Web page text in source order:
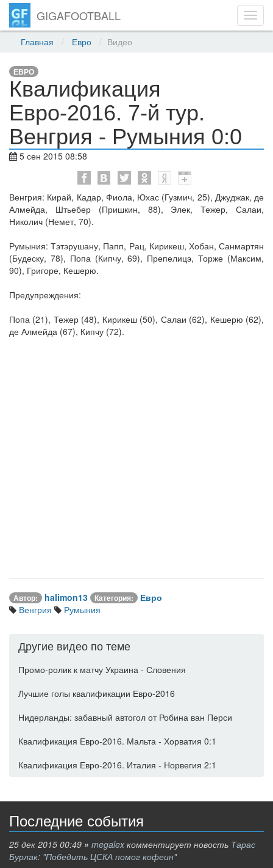
GIGAFOOTBALL
Главная Евро Видео
ЕВРО
Квалификация
Евро-2016. 7-й тур.
Венгрия - Румыния 0:0
5 сен 2015 08:58
Венгрия: Кирай, Кадар, Фиола, Юхас (Гузмич, 25), Джуджак, де
Алмейда, Штьебер (Пришкин, 88), Элек, Тежер, Салаи,
Николич (Немет, 70).
Румыния: Тэтэрушану, Папп, Рац, Кирикеш, Хобан, Санмартян
(Будеску, 78), Попа (Кипчу, 69), Препелицэ, Торже (Максим,
90), Григоре, Кешерю.
Предупреждения:
Попа (21), Тежер (48), Кирикеш (50), Салаи (62), Кешерю (62),
де Алмейда (67), Кипчу (72).
Автор: halimon13 Категория:
Евро
Венгрия
Румыния
Другие видео по теме
Промо-ролик к матчу Украина - Словения
Лучшие голы квалификации Евро-2016
Нидерланды: забавный автогол от Робина ван Перси
Квалификация Евро-2016. Мальта - Хорватия 0:1
Квалификация Евро-2016. Италия - Норвегия 2:1
Последние события
25 дек 2015 00:49 » megalex комментирует новость Тарас
Бурлак: "Победить ЦСКА помог кофеин"